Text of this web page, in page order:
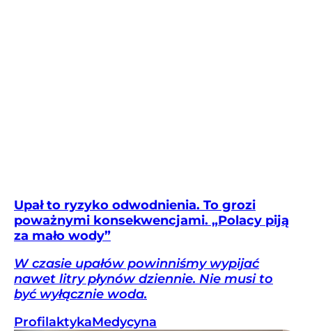
Upał to ryzyko odwodnienia. To grozi
poważnymi konsekwencjami. „Polacy piją
za mało wody”
W czasie upałów powinniśmy wypijać
nawet litry płynów dziennie. Nie musi to
być wyłącznie woda.
ProfilaktykaMedycyna